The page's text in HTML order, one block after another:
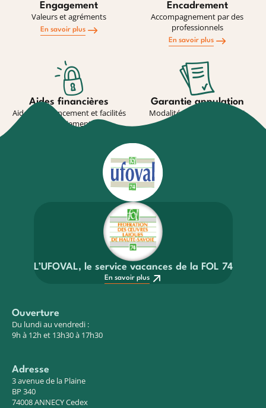
Engagement
Valeurs et agréments
En savoir plus
Encadrement
Accompagnement par des
professionnels
En savoir plus
Aides financières
Aides au financement et facilités
de paiement
Garantie annulation
Modalité de souscription et
L’UFOVAL, le service vacances de la FOL 74
En savoir plus
Ouverture
Du lundi au vendredi :
9h à 12h et 13h30 à 17h30
Adresse
3 avenue de la Plaine
BP 340
74008 ANNECY Cedex